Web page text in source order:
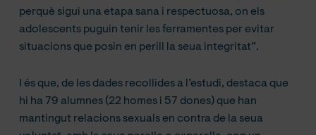
perquè sigui una etapa sana i respectuosa, on els
adolescents puguin tenir les ferramentes per evitar
situacions que posin en perill la seua integritat”.
I és que, de les dades recollides a l’estudi, destaca que
hi ha 79 alumnes (22 homes i 57 dones) que han
mantingut relacions sexuals en contra de la seua